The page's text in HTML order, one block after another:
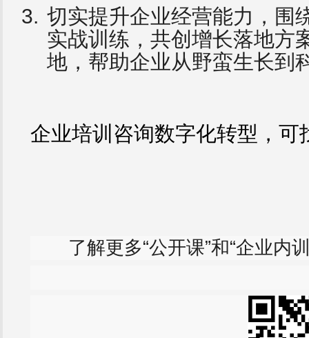
切实提升企业经营能力，围
实战训练，共创增长落地方
地，帮助企业从野蛮生长到
企业培训咨询数字化转型，可
了解更多“公开课”和“企业内